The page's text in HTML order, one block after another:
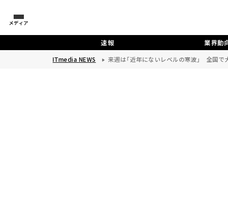
メディア
速報 業界動
ITmedia NEWS 来週は「近年にないレベルの寒波」 全国で